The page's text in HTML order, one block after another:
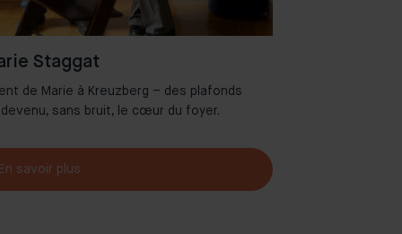
Staggat
de Marie à Kreuzberg – des plafonds
sans bruit, le cœur du foyer.
En savoir plus